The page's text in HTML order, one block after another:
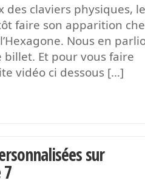
des claviers physiques, le
faire son apparition
Nous en
billet. Et pour vous faire
vidéo ci dessous […]
sur